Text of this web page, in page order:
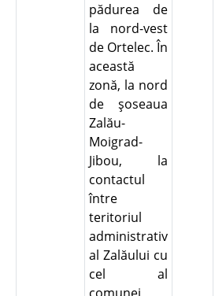
pădurea de
la nord-vest
de Ortelec. În
această
zonă, la nord
de şoseaua
Zalău-
Moigrad-
Jibou, la
contactul
între
teritoriul
administrativ
al Zalăului cu
cel al